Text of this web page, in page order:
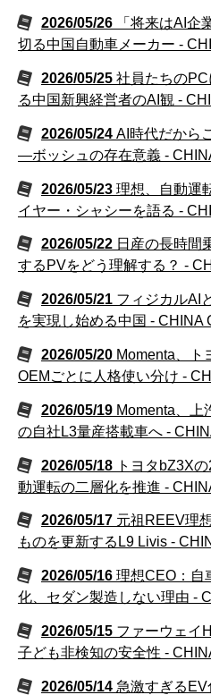
2026/05/26
「将来はAI企
切る中国自動車メーカー -
2026/05/25 社員たちの
る中国新興経営者のAI観 -
2026/05/24 AI時代だから
―ボッシュの存在意義 -
2026/05/23 理想、自動運
イヤー・シャシーを語る -
2026/05/22 日産の長時間
するPVをどう理解する？ -
2026/05/21 フィジカルAI
を実現し始める中国 - CHINA
2026/05/20 Momenta、ト
OEMごとに人格使い分け -
2026/05/19 Momenta、上
の自社L3量産搭載車へ -
2026/05/18 トヨタbZ3X
動運転の二層化を推進 -
2026/05/17 元祖REEV理
ものを更新するL9 Livis -
2026/05/16 理想CEO：自
化、セダン製造しない理由 -
2026/05/15 ファーウェイ
子ども非検知の安全性 -
2026/05/14 急激すぎる